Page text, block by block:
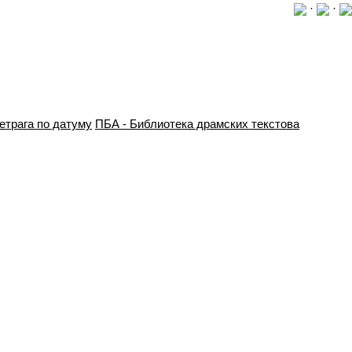
· ·
по датуму ПБА - Библиотека драмских текстова